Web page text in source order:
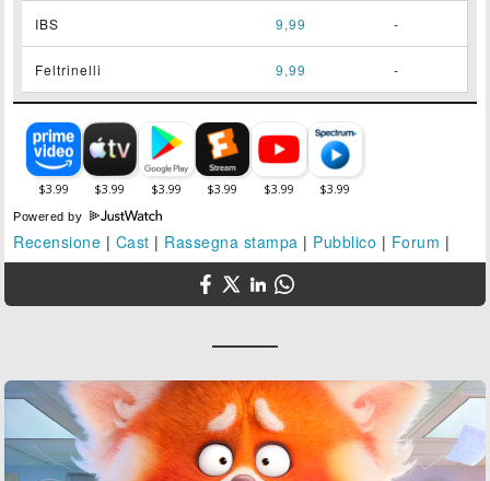
IBS 9,99 -
Feltrinelli 9,99 -
Powered by
Recensione | Cast | Rassegna stampa | Pubblico | Forum |